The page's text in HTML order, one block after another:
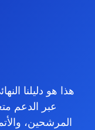
عبر الدعم
المرشحين،